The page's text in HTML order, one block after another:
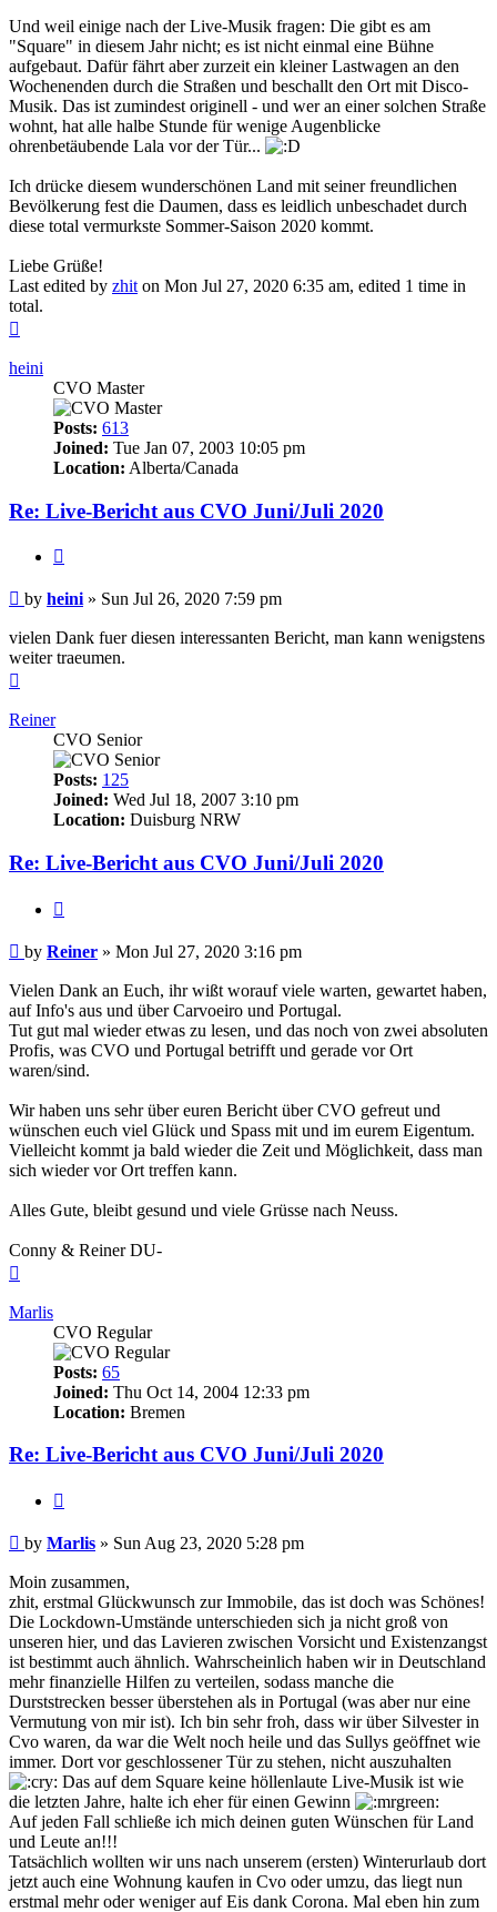
Und weil einige nach der Live-Musik fragen: Die gibt es am
"Square" in diesem Jahr nicht; es ist nicht einmal eine Bühne
aufgebaut. Dafür fährt aber zurzeit ein kleiner Lastwagen an den
Wochenenden durch die Straßen und beschallt den Ort mit Disco-
Musik. Das ist zumindest originell - und wer an einer solchen Straße
wohnt, hat alle halbe Stunde für wenige Augenblicke
ohrenbetäubende Lala vor der Tür...
Ich drücke diesem wunderschönen Land mit seiner freundlichen
Bevölkerung fest die Daumen, dass es leidlich unbeschadet durch
diese total vermurkste Sommer-Saison 2020 kommt.
Liebe Grüße!
Last edited by zhit on Mon Jul 27, 2020 6:35 am, edited 1 time in
total.
heini
CVO Master
Posts: 613
Joined: Tue Jan 07, 2003 10:05 pm
Location: Alberta/Canada
Re: Live-Bericht aus CVO Juni/Juli 2020
Post
by heini » Sun Jul 26, 2020 7:59 pm
vielen Dank fuer diesen interessanten Bericht, man kann wenigstens
weiter traeumen.
Reiner
CVO Senior
Posts: 125
Joined: Wed Jul 18, 2007 3:10 pm
Location: Duisburg NRW
Re: Live-Bericht aus CVO Juni/Juli 2020
Post
by Reiner » Mon Jul 27, 2020 3:16 pm
Vielen Dank an Euch, ihr wißt worauf viele warten, gewartet haben,
auf Info's aus und über Carvoeiro und Portugal.
Tut gut mal wieder etwas zu lesen, und das noch von zwei absoluten
Profis, was CVO und Portugal betrifft und gerade vor Ort
waren/sind.
Wir haben uns sehr über euren Bericht über CVO gefreut und
wünschen euch viel Glück und Spass mit und im eurem Eigentum.
Vielleicht kommt ja bald wieder die Zeit und Möglichkeit, dass man
sich wieder vor Ort treffen kann.
Alles Gute, bleibt gesund und viele Grüsse nach Neuss.
Conny & Reiner DU-
Marlis
CVO Regular
Posts: 65
Joined: Thu Oct 14, 2004 12:33 pm
Location: Bremen
Re: Live-Bericht aus CVO Juni/Juli 2020
Post
by Marlis » Sun Aug 23, 2020 5:28 pm
Moin zusammen,
zhit, erstmal Glückwunsch zur Immobile, das ist doch was Schönes!
Die Lockdown-Umstände unterschieden sich ja nicht groß von
unseren hier, und das Lavieren zwischen Vorsicht und Existenzangst
ist bestimmt auch ähnlich. Wahrscheinlich haben wir in Deutschland
mehr finanzielle Hilfen zu verteilen, sodass manche die
Durststrecken besser überstehen als in Portugal (was aber nur eine
Vermutung von mir ist). Ich bin sehr froh, dass wir über Silvester in
Cvo waren, da war die Welt noch heile und das Sullys geöffnet wie
immer. Dort vor geschlossener Tür zu stehen, nicht auszuhalten
Das auf dem Square keine höllenlaute Live-Musik ist wie
die letzten Jahre, halte ich eher für einen Gewinn
Auf jeden Fall schließe ich mich deinen guten Wünschen für Land
und Leute an!!!
Tatsächlich wollten wir uns nach unserem (ersten) Winterurlaub dort
jetzt auch eine Wohnung kaufen in Cvo oder umzu, das liegt nun
erstmal mehr oder weniger auf Eis dank Corona. Mal eben hin zum